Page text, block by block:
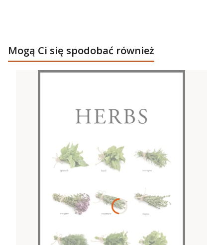
Mogą Ci się spodobać również